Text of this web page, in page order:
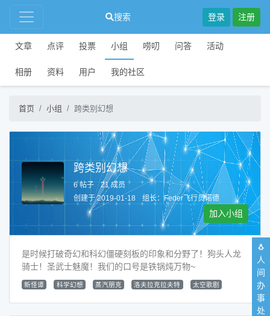
搜索 登录 注册
文章 点评 投票 小组 唠叨 问答 活动
相册 资料 用户 我的社区
首页 小组 跨类别幻想
跨类别幻想
6 帖子
21 成员
创建于 2019-01-18
组长：Feder飞行员诺德
加入小组
是时候打破奇幻和科幻僵硬刻板的印象和分野了！狗头人龙
骑士！圣武士魅魔！我们的口号是铁锅炖万物~
新怪谭 科学幻想 蒸汽朋克 洛夫拉克拉夫特 太空歌剧
🐧
人
间
办
事
处